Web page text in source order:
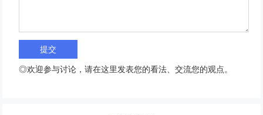
◎欢迎参与讨论，请在这里发表您的看法、交流您的观点。